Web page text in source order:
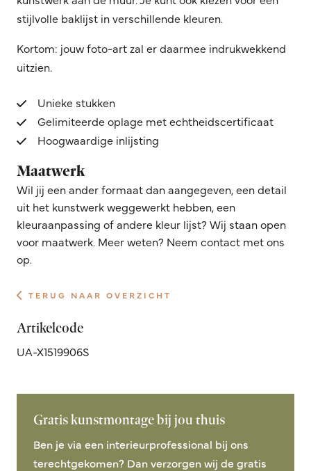
stijlvolle baklijst in verschillende kleuren.
Kortom: jouw foto-art zal er daarmee indrukwekkend
uitzien.
Unieke stukken
Gelimiteerde oplage met echtheidscertificaat
Hoogwaardige inlijsting
Maatwerk
Wil jij een ander formaat dan aangegeven, een detail
uit het kunstwerk weggewerkt hebben, een
kleuraanpassing of andere kleur lijst? Wij staan open
voor maatwerk. Meer weten? Neem contact met ons
op.
TERUG NAAR OVERZICHT
Artikelcode
UA-X1519906S
Gratis kunstmontage bij jou thuis
Ben je via een interieurprofessional bij ons
terechtgekomen? Dan verzorgen wij de gratis